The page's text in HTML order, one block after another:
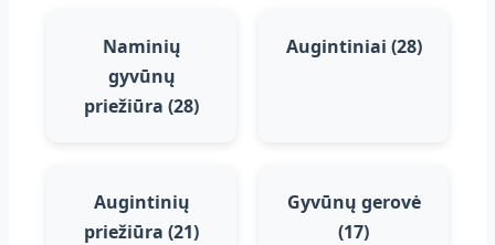
S
S
V
N
I
Naminių
gyvūnų
priežiūra (28)
Augintiniai (28)
Augintinių
priežiūra (21)
Gyvūnų gerovė
(17)